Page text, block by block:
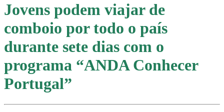
Jovens podem viajar de
comboio por todo o país
durante sete dias com o
programa “ANDA Conhecer
Portugal”